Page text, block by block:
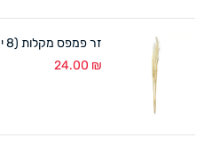
זר פמפס מקלות (8 יח')
24.00 ₪